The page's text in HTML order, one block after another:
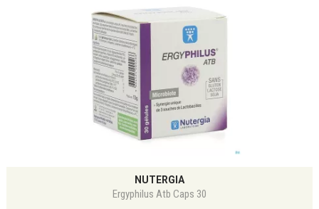
NUTERGIA
Ergyphilus Atb Caps 30